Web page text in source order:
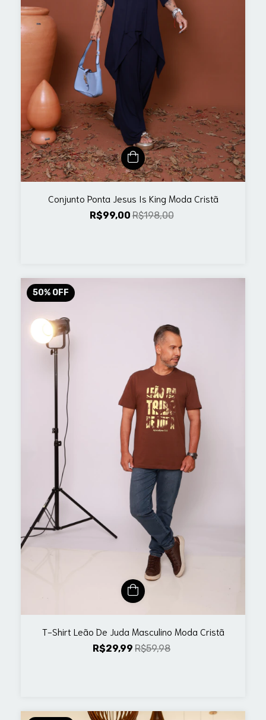
Conjunto Ponta Jesus Is King Moda Cristã
R$99,00R$198,00
50% OFF
T-Shirt Leão De Juda Masculino Moda Cristã
R$29,99 R$59,98